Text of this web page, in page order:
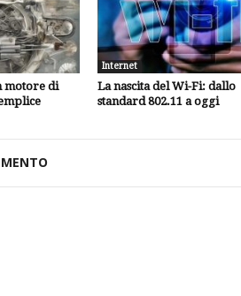
motore di
Internet
La nascita del Wi-Fi: dallo
standard 802.11 a oggi